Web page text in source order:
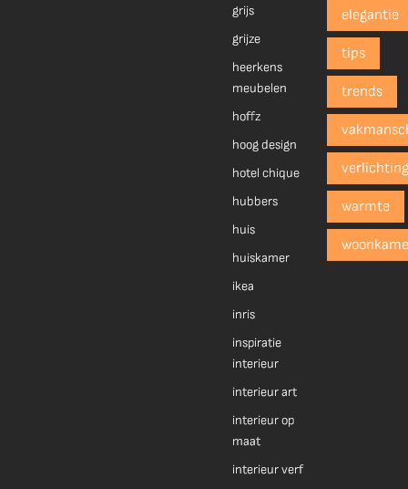
grijs
grijze
heerkens
meubelen
hoffz
hoog design
hotel chique
hubbers
huis
huiskamer
ikea
inris
inspiratie
interieur
interieur art
interieur op
maat
interieur verf
elegantie
tips
trends
warmte